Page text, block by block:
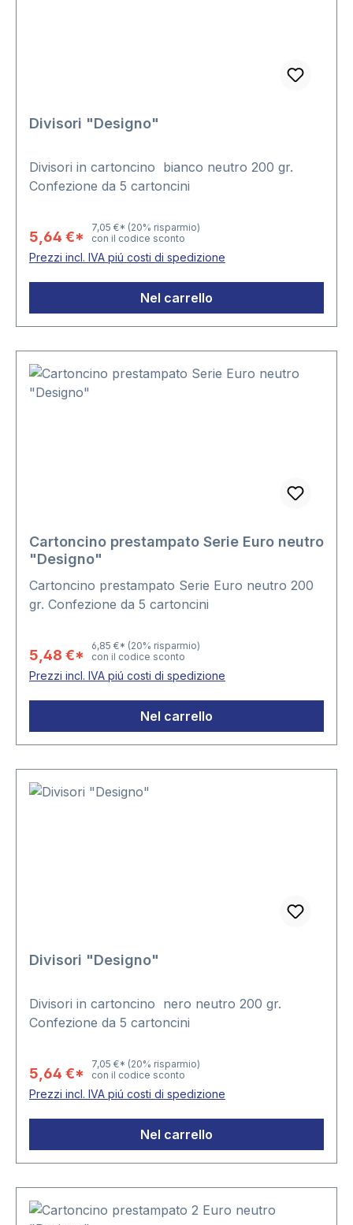
Divisori "Designo"
Divisori in cartoncino bianco neutro 200 gr.
Confezione da 5 cartoncini
5,64 €*
7,05 €* (20% risparmio)
con il codice sconto
Prezzi incl. IVA piú costi di spedizione
Nel carrello
Cartoncino prestampato Serie Euro neutro
"Designo"
Cartoncino prestampato Serie Euro neutro 200
gr. Confezione da 5 cartoncini
5,48 €*
6,85 €* (20% risparmio)
con il codice sconto
Prezzi incl. IVA piú costi di spedizione
Nel carrello
Divisori "Designo"
Divisori in cartoncino nero neutro 200 gr.
Confezione da 5 cartoncini
5,64 €*
7,05 €* (20% risparmio)
con il codice sconto
Prezzi incl. IVA piú costi di spedizione
Nel carrello